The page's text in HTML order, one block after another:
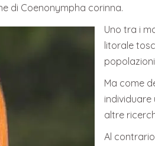
di Coenonympha corinna.
Uno tra i
litorale
Ma come
altre
Al